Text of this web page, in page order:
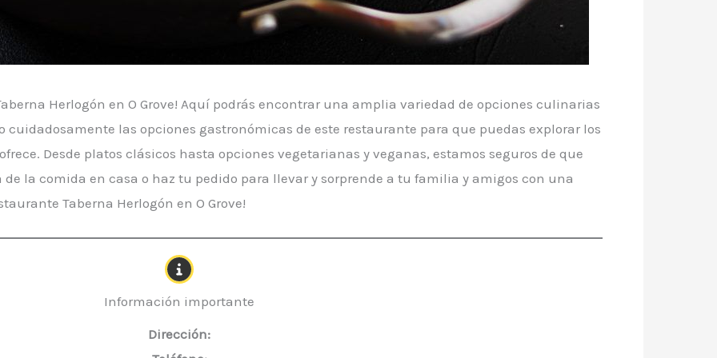
Herlogón en O Grove! Aquí podrás encontrar una amplia variedad de opciones culinarias
cuidadosamente las opciones gastronómicas de este restaurante para que puedas explorar los
Desde platos clásicos hasta opciones vegetarianas y veganas, estamos seguros de que
la comida en casa o haz tu pedido para llevar y sorprende a tu familia y amigos con una
Taberna Herlogón en O Grove!
Información importante
Dirección: